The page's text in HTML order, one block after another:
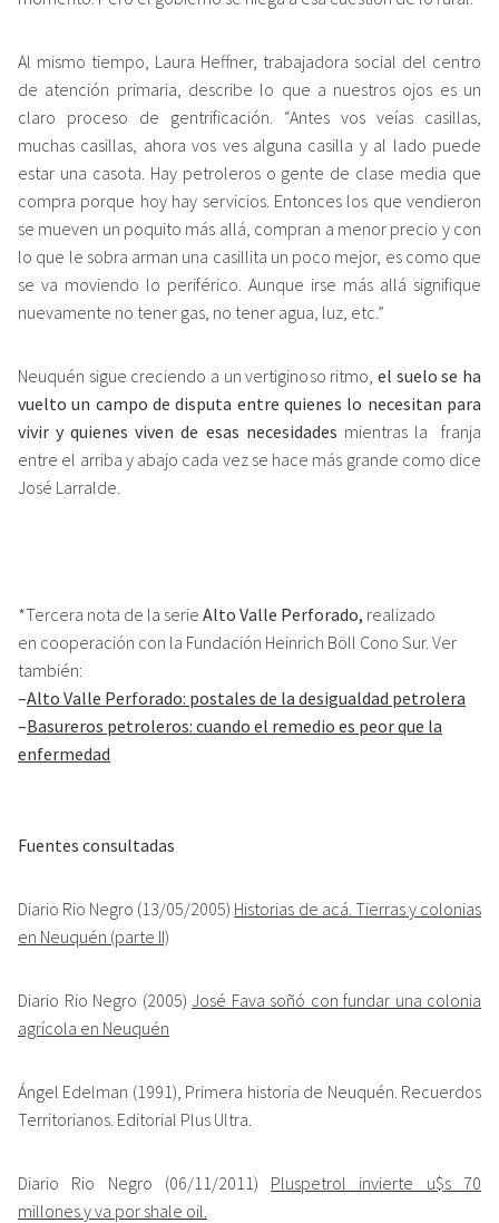
Al mismo tiempo, Laura Heffner, trabajadora social del centro
de atención primaria, describe lo que a nuestros ojos es un
claro proceso de gentrificación. “Antes vos veías casillas,
muchas casillas, ahora vos ves alguna casilla y al lado puede
estar una casota. Hay petroleros o gente de clase media que
compra porque hoy hay servicios. Entonces los que vendieron
se mueven un poquito más allá, compran a menor precio y con
lo que le sobra arman una casillita un poco mejor, es como que
se va moviendo lo periférico. Aunque irse más allá signifique
nuevamente no tener gas, no tener agua, luz, etc.”
Neuquén sigue creciendo a un vertiginoso ritmo, el suelo se ha
vuelto un campo de disputa entre quienes lo necesitan para
vivir y quienes viven de esas necesidades mientras la franja
entre el arriba y abajo cada vez se hace más grande como dice
José Larralde.
*Tercera nota de la serie Alto Valle Perforado, realizado
en cooperación con la Fundación Heinrich Böll Cono Sur. Ver
también:
–Alto Valle Perforado: postales de la desigualdad petrolera
–Basureros petroleros: cuando el remedio es peor que la
enfermedad
Fuentes consultadas
Diario Rio Negro (13/05/2005) Historias de acá. Tierras y colonias
en Neuquén (parte II)
Diario Rio Negro (2005) José Fava soñó con fundar una colonia
agrícola en Neuquén
Ángel Edelman (1991), Primera historia de Neuquén. Recuerdos
Territorianos. Editorial Plus Ultra.
Diario Rio Negro (06/11/2011) Pluspetrol invierte u$s 70
millones y va por shale oil.